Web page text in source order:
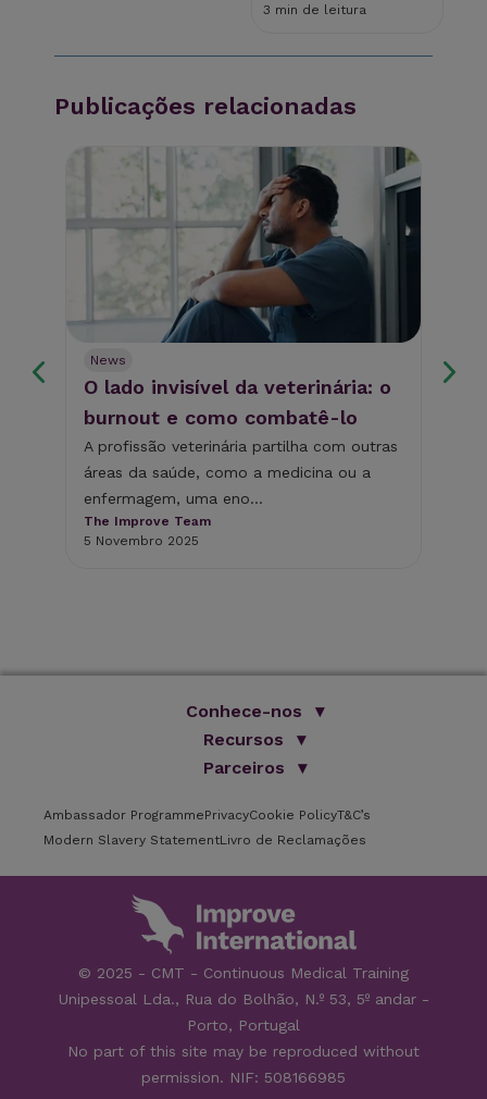
3 min de leitura
Publicações relacionadas
News
O lado invisível da veterinária: o
burnout e como combatê-lo
A profissão veterinária partilha com outras
áreas da saúde, como a medicina ou a
enfermagem, uma eno...
The Improve Team
5 Novembro 2025
Conhece-nos
Somos Improve
O nosso grupo
Testemunhos
Locais de formação
Contactos
Recursos
Livros
Brochura
FAQs
Parceiros
Parceiros
Ambassador ProgrammePrivacyCookie PolicyT&C’s
Modern Slavery StatementLivro de Reclamações
© 2025 - CMT - Continuous Medical Training
Unipessoal Lda., Rua do Bolhão, N.º 53, 5º andar -
Porto, Portugal
No part of this site may be reproduced without
permission. NIF: 508166985